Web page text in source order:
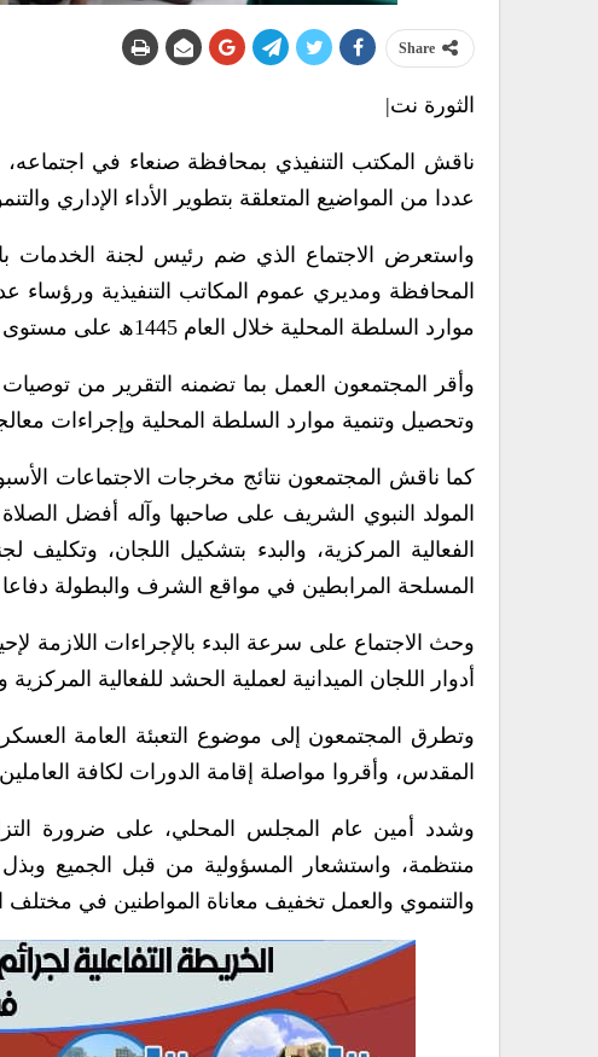
Share
الثورة نت|
ناقش المكتب التنفيذي بمحافظة صنعاء في اجتماعه،
عددا من المواضيع المتعلقة بتطوير الأداء الإداري
واستعرض الاجتماع الذي ضم رئيس لجنة الخدمات
المحافظة ومديري عموم المكاتب التنفيذية ورؤساء
موارد السلطة المحلية خلال العام 1445ھ على مستوى المكاتب التنفيذية وفروعها في مديريات الطوق.
وأقر المجتمعون العمل بما تضمنه التقرير من
وتحصيل وتنمية موارد السلطة المحلية وإجراءات
كما ناقش المجتمعون نتائج مخرجات الاجتماعات
المولد النبوي الشريف على صاحبها وآله أفضل الصلاة
الفعالية المركزية، والبدء بتشكيل اللجان،
المسلحة المرابطين في مواقع الشرف والبطولة
وحث الاجتماع على سرعة البدء بالإجراءات اللازمة
أدوار اللجان الميدانية لعملية الحشد للفعالية
وتطرق المجتمعون إلى موضوع التعبئة العامة
المقدس، وأقروا مواصلة إقامة الدورات لكافة العاملين
وشدد أمين عام المجلس المحلي، على ضرورة التزام
منتظمة، واستشعار المسؤولية من قبل الجميع
والتنموي والعمل تخفيف معاناة المواطنين في مختلف